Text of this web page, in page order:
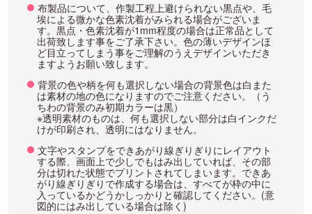
布製品について、作製工程上避けられない黒点や、毛
埃による微かな色素沈着がみられる場合がございま
す。黒点・色素沈着が1mm程度の場合は正常品として
出荷致します事をご了承下さい。色の薄いデザインほ
ど目立ってしまう事をご理解のうえデザインいただき
ますようお願い致します。
背景の色や柄を何も選択しない場合の背景色は白また
は素材の地の色になりますのでご注意ください。（う
ちわの背景のみ初期カラーは黒）
※透明素材のものは、何も選択しない部分は白インクだ
けが印刷され、透明にはなりません。
文字やスタンプをできあがり線ぎりぎりにレイアウト
する際、画面上で少しでもはみ出していれば、その部
分は切れた状態でプリントされてしまいます。できあ
がり線ぎりぎりで作成する場合は、すべてが枠の中に
入っているかどうかしっかりと確認してください。(意
図的にはみ出している場合は除く)